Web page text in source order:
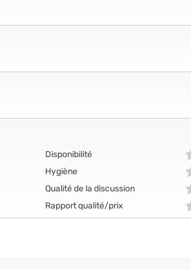
Disponibilité
Hygiène
Qualité de la discussion
Rapport qualité/prix